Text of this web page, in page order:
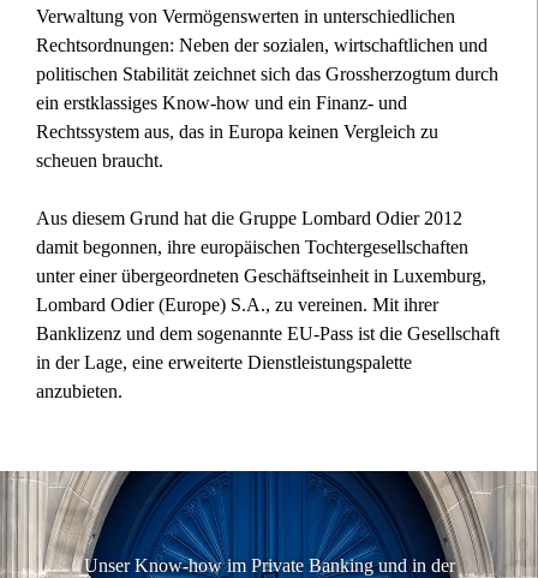
Verwaltung von Vermögenswerten in unterschiedlichen
Rechtsordnungen: Neben der sozialen, wirtschaftlichen und
politischen Stabilität zeichnet sich das Grossherzogtum durch
ein erstklassiges Know-how und ein Finanz- und
Rechtssystem aus, das in Europa keinen Vergleich zu
scheuen braucht.
Aus diesem Grund hat die Gruppe Lombard Odier 2012
damit begonnen, ihre europäischen Tochtergesellschaften
unter einer übergeordneten Geschäftseinheit in Luxemburg,
Lombard Odier (Europe) S.A., zu vereinen. Mit ihrer
Banklizenz und dem sogenannte EU-Pass ist die Gesellschaft
in der Lage, eine erweiterte Dienstleistungspalette
anzubieten.
Unser Know-how im Private Banking und in der